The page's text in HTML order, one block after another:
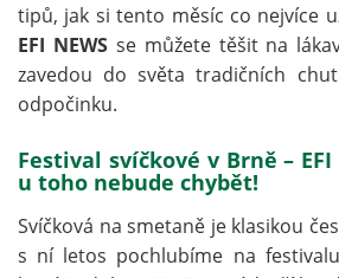
tipů, jak si tento měsíc co nejvíce
EFI NEWSse můžete těšit na
zavedou do světa tradičních
odpočinku.
Festival svíčkové v Brně –
u toho nebude chybět!
Svíčková na smetaně je klasikou
s ní letos pochlubíme na